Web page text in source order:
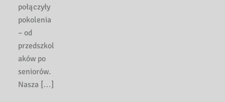
połączyły
pokolenia
– od
przedszkol
aków po
seniorów.
Nasza […]